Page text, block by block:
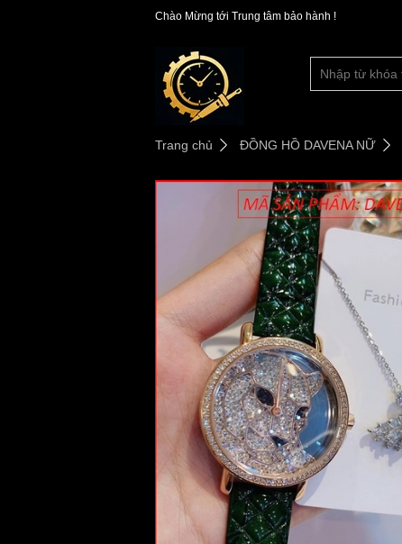
Chào Mừng tới Trung tâm bảo hành !
Trang chủ ĐỒNG HỒ DAVENA NỮ